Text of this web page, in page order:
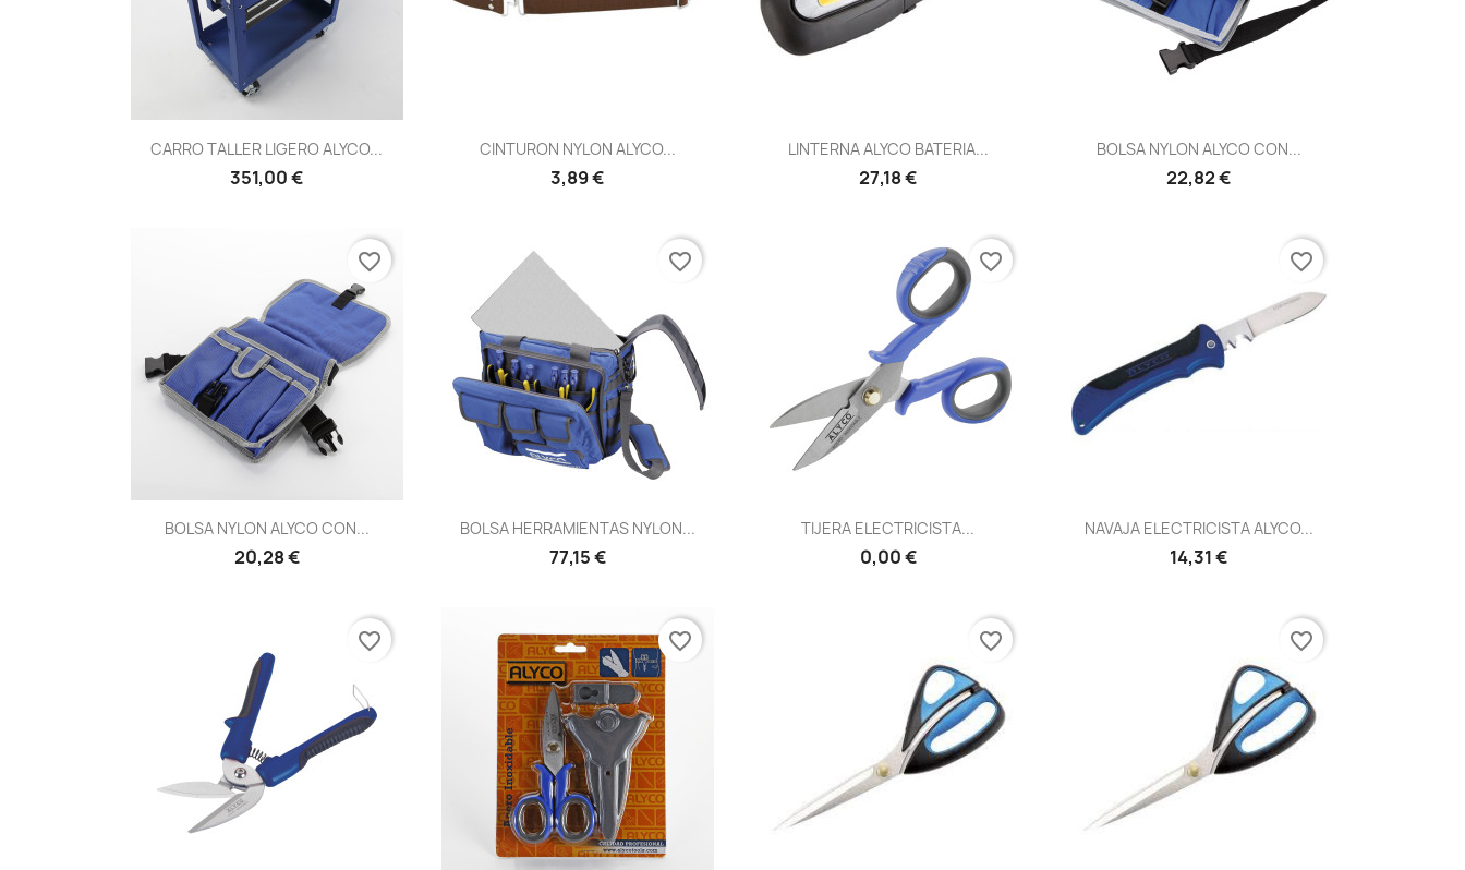
Vista rápida
CARRO TALLER LIGERO ALYCO...
351,00 €
Vista rápida
CINTURON NYLON ALYCO...
3,89 €
Vista rápida
LINTERNA ALYCO BATERIA...
27,18 €
Vista rápida
BOLSA NYLON ALYCO CON...
22,82 €
Vista rápida
BOLSA NYLON ALYCO CON...
20,28 €
favorite_border
Vista rápida
BOLSA HERRAMIENTAS NYLON...
77,15 €
favorite_border
 Vista rápida
TIJERA ELECTRICISTA...
0,00 €
favorite_border
 Vista rápida
NAVAJA ELECTRICISTA ALYCO...
14,31 €
favorite_border
favorite_border favorite_border favorite_border favorite_border